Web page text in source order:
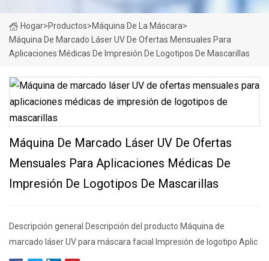
Hogar>Productos>Máquina De La Máscara>
Máquina De Marcado Láser UV De Ofertas Mensuales Para
Aplicaciones Médicas De Impresión De Logotipos De Mascarillas
Máquina De Marcado Láser UV De Ofertas
Mensuales Para Aplicaciones Médicas De
Impresión De Logotipos De Mascarillas
Descripción general Descripción del producto Máquina de
marcado láser UV para máscara facial Impresión de logotipo Aplic